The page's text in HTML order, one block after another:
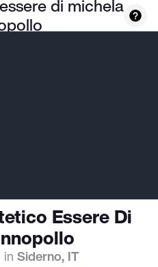
di michela
Essere Di
inSiderno, IT